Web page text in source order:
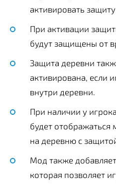
активировать
При активации
будут защищены от
Защита деревни
активирована, если
внутри деревни.
При наличии у
будет
на деревню с
Мод также
которая позволяет